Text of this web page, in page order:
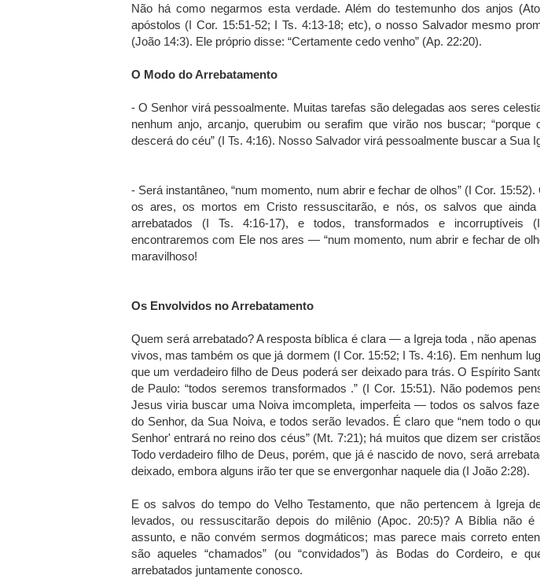
Não há como negarmos esta verdade. Além do testemunho dos anjos
apóstolos (I Cor. 15:51-52; I Ts. 4:13-18; etc), o nosso Salvador mesmo
(João 14:3). Ele próprio disse: “Certamente cedo venho” (Ap. 22:20).
O Modo do Arrebatamento
- O Senhor virá pessoalmente. Muitas tarefas são delegadas aos seres
nenhum anjo, arcanjo, querubim ou serafim que virão nos buscar; “porque
descerá do céu” (I Ts. 4:16). Nosso Salvador virá pessoalmente buscar a Sua
- Será instantâneo, “num momento, num abrir e fechar de olhos” (I Cor.
os ares, os mortos em Cristo ressuscitarão, e nós, os salvos que ainda
arrebatados (I Ts. 4:16-17), e todos, transformados e incorruptíveis
encontraremos com Ele nos ares — “num momento, num abrir e fechar de
maravilhoso!
Os Envolvidos no Arrebatamento
Quem será arrebatado? A resposta bíblica é clara — a Igreja toda , não
vivos, mas também os que já dormem (I Cor. 15:52; I Ts. 4:16). Em nenhum
que um verdadeiro filho de Deus poderá ser deixado para trás. O Espírito
de Paulo: “todos seremos transformados .” (I Cor. 15:51). Não podemos
Jesus viria buscar uma Noiva imcompleta, imperfeita — todos os salvos
do Senhor, da Sua Noiva, e todos serão levados. É claro que “nem todo o
Senhor' entrará no reino dos céus” (Mt. 7:21); há muitos que dizem ser
Todo verdadeiro filho de Deus, porém, que já é nascido de novo, será
deixado, embora alguns irão ter que se envergonhar naquele dia (I João 2:28).
E os salvos do tempo do Velho Testamento, que não pertencem à Igreja
levados, ou ressuscitarão depois do milênio (Apoc. 20:5)? A Bíblia não
assunto, e não convém sermos dogmáticos; mas parece mais correto
são aqueles “chamados” (ou “convidados”) às Bodas do Cordeiro, e
arrebatados juntamente conosco.